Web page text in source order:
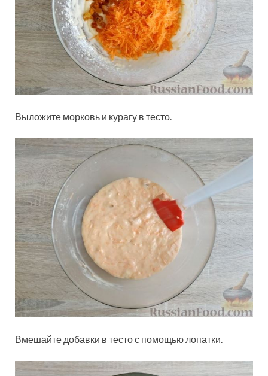
Выложите морковь и курагу в тесто.
Вмешайте добавки в тесто с помощью лопатки.